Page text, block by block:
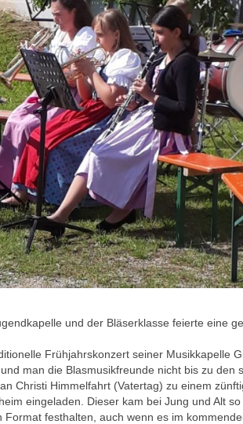
und der Bläserklasse feierte eine
Frühjahrskonzert seiner Musikkapelle
man die Blasmusikfreunde nicht bis zu den
Christi Himmelfahrt (Vatertag) zu einem
eingeladen. Dieser kam bei Jung und Alt
festhalten, auch wenn es im